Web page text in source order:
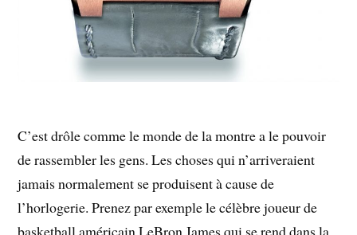
C’est drôle comme le monde de la montre a le pouvoir
de rassembler les gens. Les choses qui n’arriveraient
jamais normalement se produisent à cause de
l’horlogerie. Prenez par exemple le célèbre joueur de
basketball américain LeBron James qui se rend dans la